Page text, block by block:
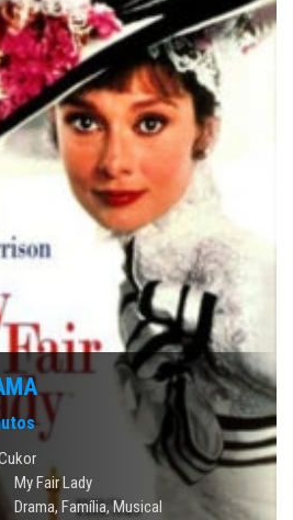
My Fair Lady
Drama,Família,Musical